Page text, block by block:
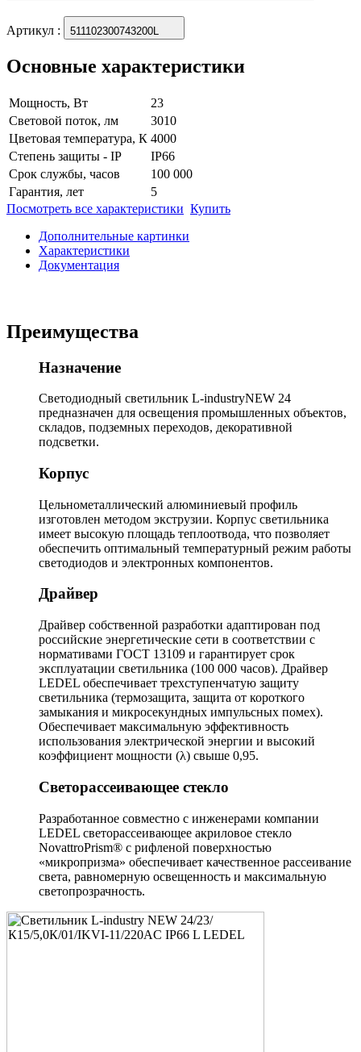
Артикул : 511102300743200L
Основные характеристики
Мощность, Вт
23
Световой поток, лм
3010
Цветовая температура, К 4000
Степень защиты - IP
IP66
Срок службы, часов
100 000
Гарантия, лет
5
Посмотреть все характеристики Купить
Дополнительные картинки
Характеристики
Документация
Преимущества
Назначение
Светодиодный светильник L-industryNEW 24
предназначен для освещения промышленных объектов,
складов, подземных переходов, декоративной
подсветки.
Корпус
Цельнометаллический алюминиевый профиль
изготовлен методом экструзии. Корпус светильника
имеет высокую площадь теплоотвода, что позволяет
обеспечить оптимальный температурный режим работы
светодиодов и электронных компонентов.
Драйвер
Драйвер собственной разработки адаптирован под
российские энергетические сети в соответствии с
нормативами ГОСТ 13109 и гарантирует срок
эксплуатации светильника (100 000 часов). Драйвер
LEDEL обеспечивает трехступенчатую защиту
светильника (термозащита, защита от короткого
замыкания и микросекундных импульсных помех).
Обеспечивает максимальную эффективность
использования электрической энергии и высокий
коэффициент мощности (λ) свыше 0,95.
Светорассеивающее стекло
Разработанное совместно с инженерами компании
LEDEL светорассеивающее акриловое стекло
NovattroPrism® с рифленой поверхностью
«микропризма» обеспечивает качественное рассеивание
света, равномерную освещенность и максимальную
светопрозрачность.